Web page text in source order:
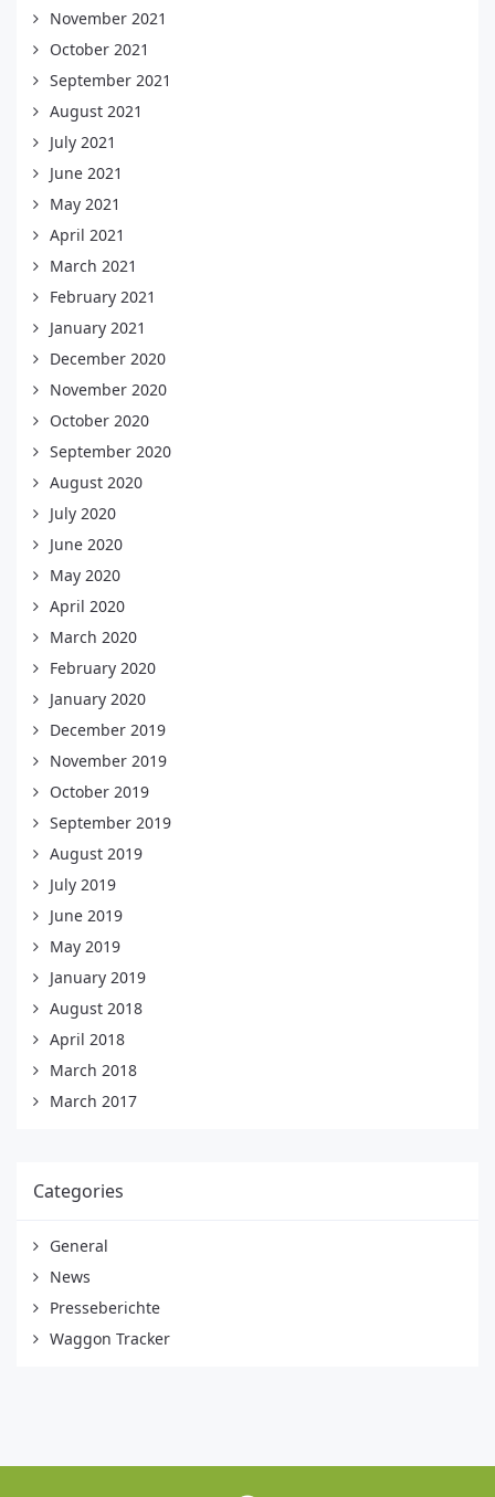
November 2021
October 2021
September 2021
August 2021
July 2021
June 2021
May 2021
April 2021
March 2021
February 2021
January 2021
December 2020
November 2020
October 2020
September 2020
August 2020
July 2020
June 2020
May 2020
April 2020
March 2020
February 2020
January 2020
December 2019
November 2019
October 2019
September 2019
August 2019
July 2019
June 2019
May 2019
January 2019
August 2018
April 2018
March 2018
March 2017
Categories
General
News
Presseberichte
Waggon Tracker